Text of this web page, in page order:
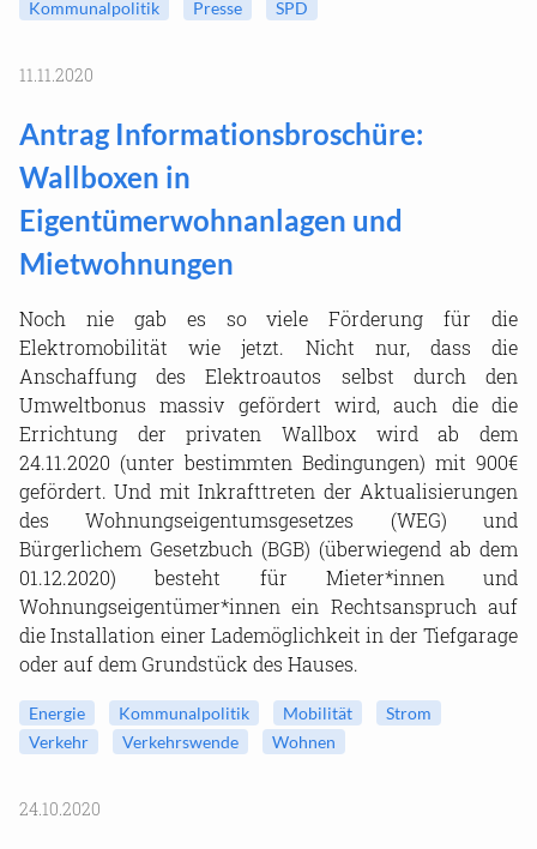
Kommunalpolitik Presse SPD
11.11.2020
Antrag Informationsbroschüre:
Wallboxen in
Eigentümerwohnanlagen und
Mietwohnungen
Noch nie gab es so viele Förderung für die
Elektromobilität wie jetzt. Nicht nur, dass die
Anschaffung des Elektroautos selbst durch den
Umweltbonus massiv gefördert wird, auch die die
Errichtung der privaten Wallbox wird ab dem
24.11.2020 (unter bestimmten Bedingungen) mit 900€
gefördert. Und mit Inkrafttreten der Aktualisierungen
des Wohnungseigentumsgesetzes (WEG) und
Bürgerlichem Gesetzbuch (BGB) (überwiegend ab dem
01.12.2020) besteht für Mieter*innen und
Wohnungseigentümer*innen ein Rechtsanspruch auf
die Installation einer Lademöglichkeit in der Tiefgarage
oder auf dem Grundstück des Hauses.
Energie Kommunalpolitik Mobilität
Strom
Verkehr
Verkehrswende Wohnen
24.10.2020